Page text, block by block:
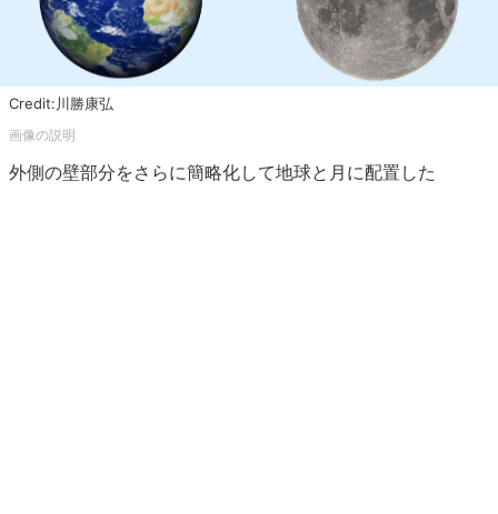
Credit:川勝康弘
外側の壁部分をさらに簡略化して地球と月に配置した